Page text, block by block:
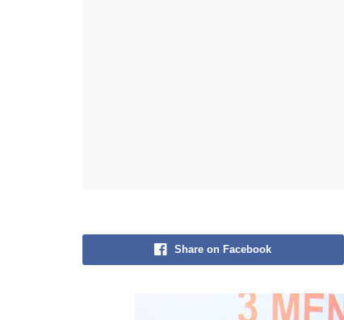
Share on Facebook